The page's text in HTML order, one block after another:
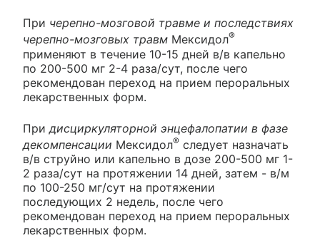
При черепно-мозговой травме и последствиях
черепно-мозговых травм Мексидол®
применяют в течение 10-15 дней в/в капельно
по 200-500 мг 2-4 раза/сут, после чего
рекомендован переход на прием пероральных
лекарственных форм.
При дисциркуляторной энцефалопатии в фазе
декомпенсации Мексидол® следует назначать
в/в струйно или капельно в дозе 200-500 мг 1-
2 раза/сут на протяжении 14 дней, затем - в/м
по 100-250 мг/сут на протяжении
последующих 2 недель, после чего
рекомендован переход на прием пероральных
лекарственных форм.